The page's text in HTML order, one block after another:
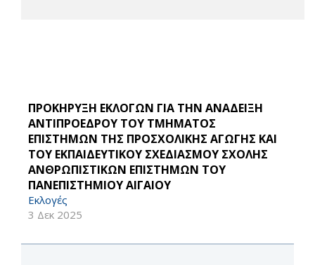
ΠΡΟΚΗΡΥΞΗ ΕΚΛΟΓΩΝ ΓΙΑ ΤΗΝ ΑΝΑΔΕΙΞΗ
ΑΝΤΙΠΡΟΕΔΡΟΥ ΤΟΥ ΤΜΗΜΑΤΟΣ
ΕΠΙΣΤΗΜΩΝ ΤΗΣ ΠΡΟΣΧΟΛΙΚΗΣ ΑΓΩΓΗΣ ΚΑΙ
ΤΟΥ ΕΚΠΑΙΔΕΥΤΙΚΟΥ ΣΧΕΔΙΑΣΜΟΥ ΣΧΟΛΗΣ
ΑΝΘΡΩΠΙΣΤΙΚΩΝ ΕΠΙΣΤΗΜΩΝ ΤΟΥ
ΠΑΝΕΠΙΣΤΗΜΙΟΥ ΑΙΓΑΙΟΥ
Εκλογές
3 Δεκ 2025